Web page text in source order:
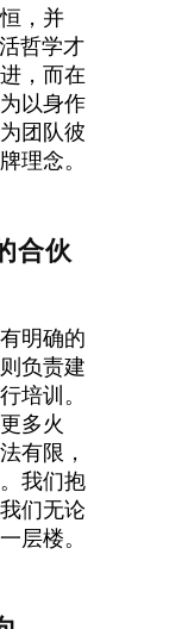
，并
哲学才
，而在
以身作
团队彼
理念。
合伙
明确的
负责建
培训。
多火
有限，
我们抱
们无论
层楼。